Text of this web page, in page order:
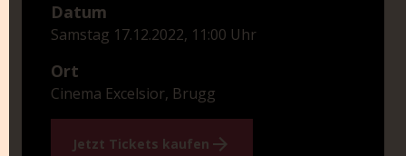
Datum
Samstag 17.12.2022, 11:00 Uhr
Ort
Cinema Excelsior, Brugg
Jetzt Tickets kaufen